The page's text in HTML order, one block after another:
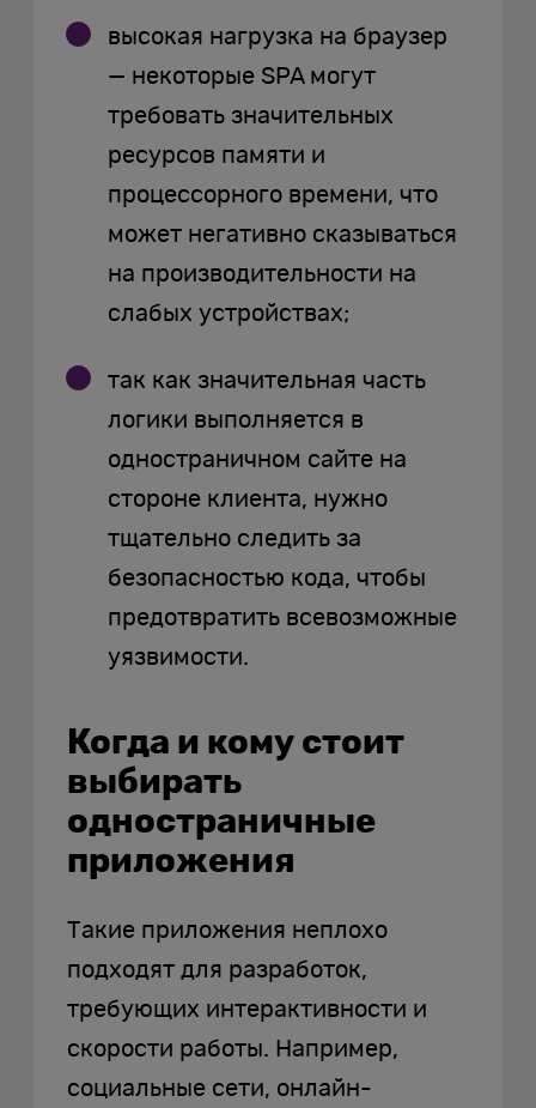
высокая нагрузка на браузер
— некоторые SPA могут
требовать значительных
ресурсов памяти и
процессорного времени, что
может негативно сказываться
на производительности на
слабых устройствах;
так как значительная часть
логики выполняется в
одностраничном сайте на
стороне клиента, нужно
тщательно следить за
безопасностью кода, чтобы
предотвратить всевозможные
уязвимости.
Когда и кому стоит
выбирать
одностраничные
приложения
Такие приложения неплохо
подходят для разработок,
требующих интерактивности и
скорости работы. Например,
социальные сети, онлайн-